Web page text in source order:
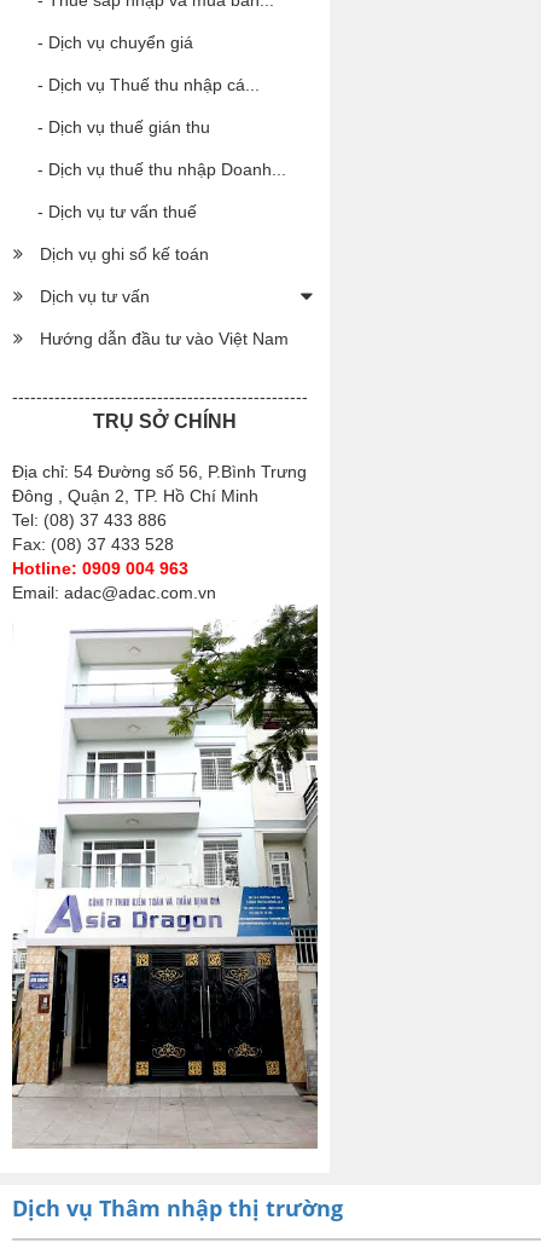
- Dịch vụ chuyển giá
- Dịch vụ Thuế thu nhập cá...
- Dịch vụ thuế gián thu
- Dịch vụ thuế thu nhập Doanh...
- Dịch vụ tư vấn thuế
Dịch vụ ghi sổ kế toán
Dịch vụ tư vấn
Hướng dẫn đầu tư vào Việt Nam
-------------------------------------------------
TRỤ SỞ CHÍNH
Địa chỉ: 54 Đường số 56, P.Bình Trưng
Đông , Quận 2, TP. Hồ Chí Minh
Tel: (08) 37 433 886
Fax: (08) 37 433 528
Hotline: 0909 004 963
Email: adac@adac.com.vn
Dịch vụ Thâm nhập thị trường